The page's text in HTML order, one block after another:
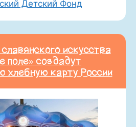
искусства
поле» создадут
хлебную карту России